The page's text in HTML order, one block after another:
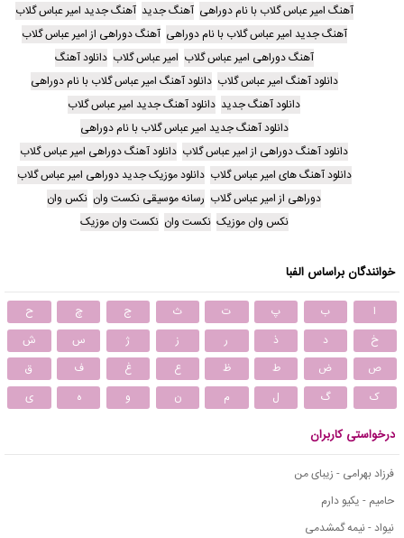
آهنگ امیر عباس گلاب با نام دوراهی آهنگ جدید آهنگ جدید امیر عباس گلاب
آهنگ جدید امیر عباس گلاب با نام دوراهی آهنگ دوراهی از امیر عباس گلاب
آهنگ دوراهی امیر عباس گلاب امیر عباس گلاب دانلود آهنگ
دانلود آهنگ امیر عباس گلاب دانلود آهنگ امیر عباس گلاب با نام دوراهی
دانلود آهنگ جدید دانلود آهنگ جدید امیر عباس گلاب
دانلود آهنگ جدید امیر عباس گلاب با نام دوراهی
دانلود آهنگ دوراهی از امیر عباس گلاب دانلود آهنگ دوراهی امیر عباس گلاب
دانلود آهنگ های امیر عباس گلاب دانلود موزیک جدید دوراهی امیر عباس گلاب
دوراهی از امیر عباس گلاب رسانه موسیقی نکست وان نکس وان
نکس وان موزیک نکست وان نکست وان موزیک
خوانندگان براساس الفبا
ا ب پ ت ث ج چ
ح
خ
د ذ ر ز ژ س
ش
ص
ض ط ظ ع غ ف
ق
ک
گ ل م ن و ه ی
درخواستی کاربران
فرزاد بهرامی - زیبای من
حامیم - یکیو دارم
نیواد - نیمه گمشدمی